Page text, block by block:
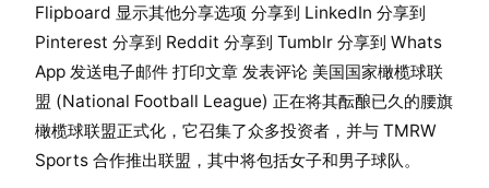
Flipboard 显示其他分享选项 分享到 LinkedIn 分享到
Pinterest 分享到 Reddit 分享到 Tumblr 分享到 Whats
App 发送电子邮件 打印文章 发表评论 美国国家橄榄球联
盟 (National Football League) 正在将其酝酿已久的腰旗
橄榄球联盟正式化，它召集了众多投资者，并与 TMRW
Sports 合作推出联盟，其中将包括女子和男子球队。